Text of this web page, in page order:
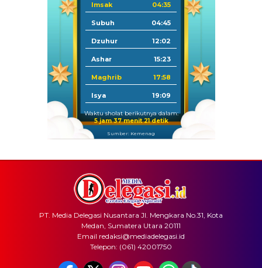
Imsak 04:35
Subuh 04:45
Dzuhur 12:02
Ashar 15:23
Maghrib 17:58
Isya 19:09
Waktu sholat berikutnya dalam:
5 jam 37 menit 21 detik
Sumber: Kemenag
PT. Media Delegasi Nusantara Jl. Mengkara No.31, Kota
Medan, Sumatera Utara 20111
Email redaksi@mediadelegasi.id
Telepon: (061) 42001750